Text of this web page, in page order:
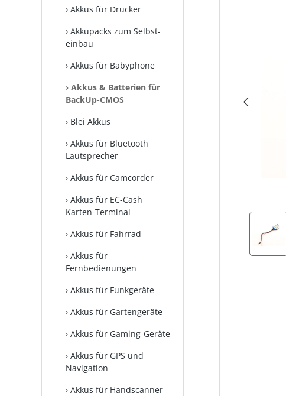
Akkus für Drucker
Akkupacks zum Selbst­
einbau
Akkus für Babyphone
Akkus & Batterien für
BackUp-CMOS
Blei Akkus
Akkus für Bluetooth
Lautsprecher
Akkus für Camcorder
Akkus für EC-Cash
Karten-Terminal
Akkus für Fahrrad
Akkus für
Fernbedienungen
Akkus für Funkgeräte
Akkus für Gartengeräte
Akkus für Gaming-Geräte
Akkus für GPS und
Navigation
Akkus für Handscanner